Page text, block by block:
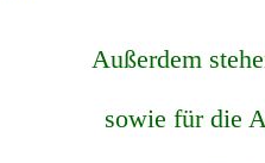
Außerdem
sowie für die